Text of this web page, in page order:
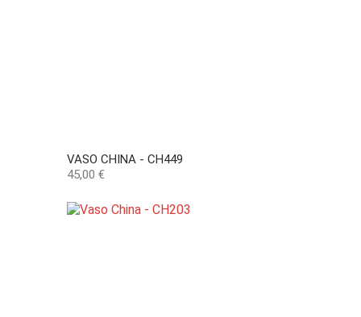
VASO CHINA - CH449
Preço
45,00 €